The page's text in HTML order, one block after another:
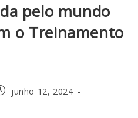
pelo mundo
o Treinamento
junho 12, 2024